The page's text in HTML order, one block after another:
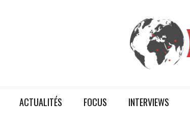
ACTUALITÉS FOCUS INTERVIEWS